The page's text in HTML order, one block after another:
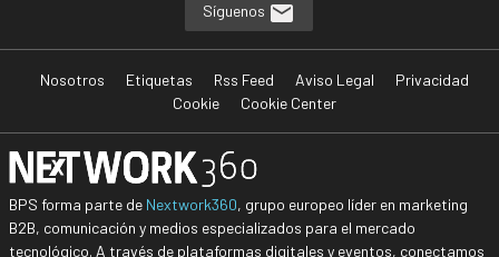
Síguenos
Nosotros Etiquetas Rss Feed Aviso Legal
Privacidad
Cookie
Cookie Center
BPS forma parte de Nextwork360, grupo europeo líder en marketing
B2B, comunicación y medios especializados para el mercado
tecnológico. A través de plataformas digitales y eventos, conectamos